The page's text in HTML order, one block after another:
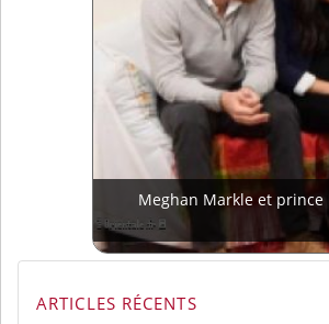
Meghan Markle et prince
ARTICLES RÉCENTS